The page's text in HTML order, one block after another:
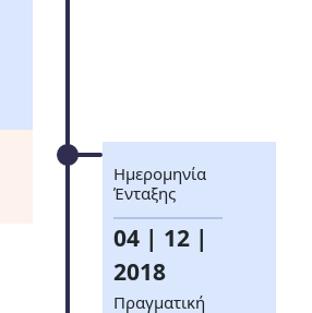
Ημερομηνία
Ένταξης
04 | 12 |
2018
Πραγματική